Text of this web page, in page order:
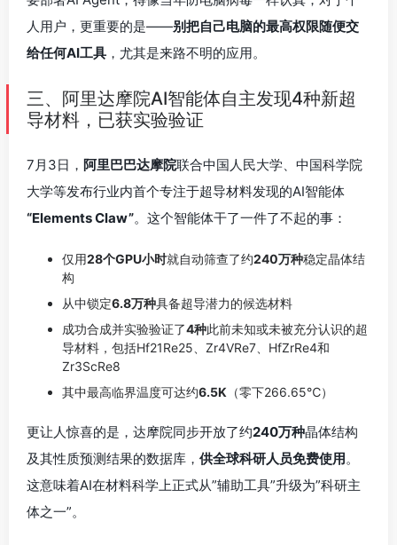
人用户，更重要的是——别把自己电脑的最高权限随便交
给任何AI工具 ，尤其是来路不明的应用。
三、阿里达摩院AI智能体自主发现4种新超
导材料，已获实验验证
7月3日， 阿里巴巴达摩院联合中国人民大学、中国科学院
大学等发布行业内首个专注于超导材料发现的AI智能体
“Elements Claw”。这个智能体干了一件了不起的事：
仅用28个GPU小时就自动筛查了约240万种稳定晶体结
构
从中锁定6.8万种具备超导潜力的候选材料
成功合成并实验验证了4种此前未知或未被充分认识的超
导材料，包括Hf21Re25、Zr4VRe7、HfZrRe4和
Zr3ScRe8
其中最高临界温度可达约6.5K （零下266.65℃）
更让人惊喜的是，达摩院同步开放了约240万种晶体结构
及其性质预测结果的数据库， 供全球科研人员免费使用。
这意味着AI在材料科学上正式从”辅助工具”升级为”科研主
体之一”。